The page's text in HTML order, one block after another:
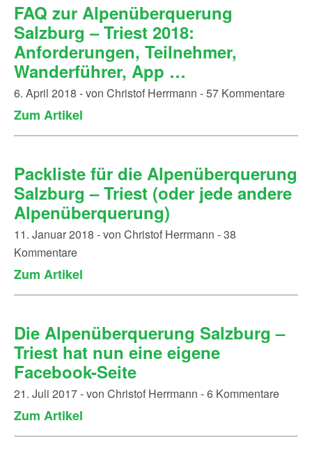
FAQ zur Alpenüberquerung
Salzburg – Triest 2018:
Anforderungen, Teilnehmer,
Wanderführer, App …
6. April 2018 - von Christof Herrmann - 57 Kommentare
Zum Artikel
Packliste für die Alpenüberquerung
Salzburg – Triest (oder jede andere
Alpenüberquerung)
11. Januar 2018 - von Christof Herrmann - 38
Kommentare
Zum Artikel
Die Alpenüberquerung Salzburg –
Triest hat nun eine eigene
Facebook-Seite
21. Juli 2017 - von Christof Herrmann - 6 Kommentare
Zum Artikel